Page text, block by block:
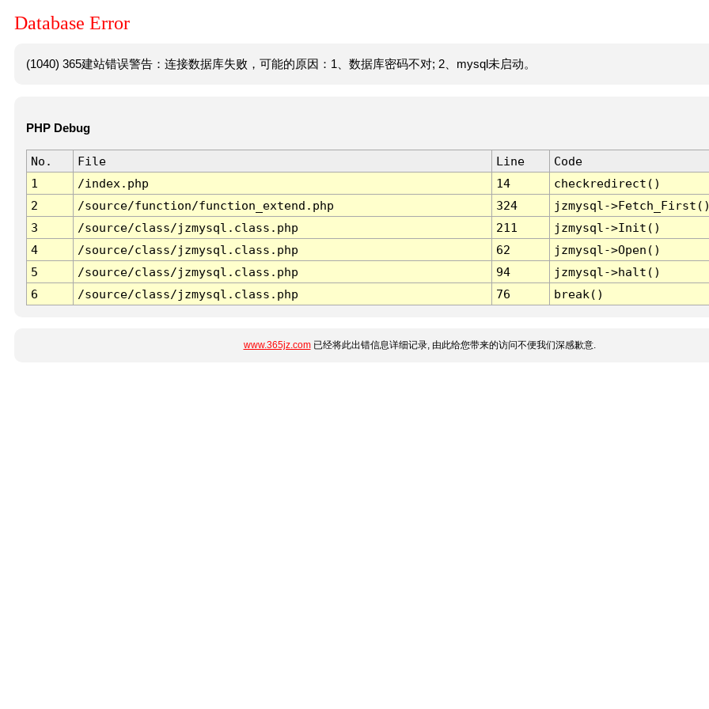
Database Error
(1040) 365建站错误警告：连接数据库失败，可能的原因：1、数据库密码不对; 2、mysql未启动。
PHP Debug
No. File Line
Code
1
/index.php 14
checkredirect()
2
/source/function/function_extend.php 324
jzmysql-
3
/source/class/jzmysql.class.php 211
jzmysql->Init()
4
/source/class/jzmysql.class.php 62
jzmysql->Open()
5
/source/class/jzmysql.class.php 94
jzmysql->halt()
6
/source/class/jzmysql.class.php 76 break()
www.365jz.com已经将此出错信息详细记录, 由此给您带来的访问不便我们深感歉意.